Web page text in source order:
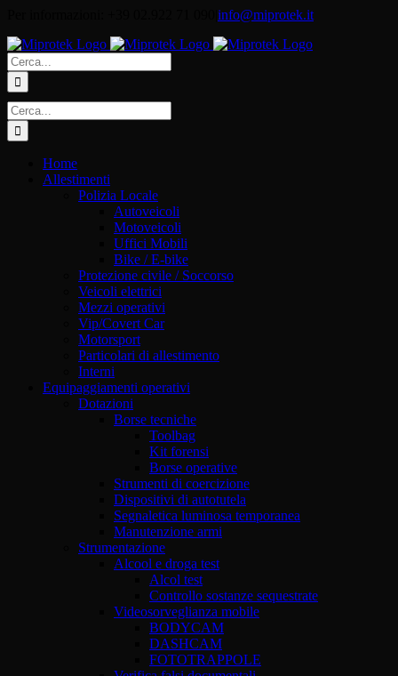
contenuto
info@miprotek.it
Cerca
per:
Cerca
per:
Home
Allestimenti
Polizia Locale
Autoveicoli
Motoveicoli
Uffici Mobili
Bike / E-bike
Protezione civile / Soccorso
Veicoli elettrici
Mezzi operativi
Vip/Covert Car
Motorsport
Particolari di allestimento
Interni
Equipaggiamenti operativi
Dotazioni
Borse tecniche
Toolbag
Kit forensi
Borse operative
Strumenti di coercizione
Dispositivi di autotutela
Segnaletica luminosa temporanea
Manutenzione armi
Strumentazione
Alcool e droga test
Alcol test
Controllo sostanze sequestrate
Videosorveglianza mobile
BODYCAM
DASHCAM
FOTOTRAPPOLE